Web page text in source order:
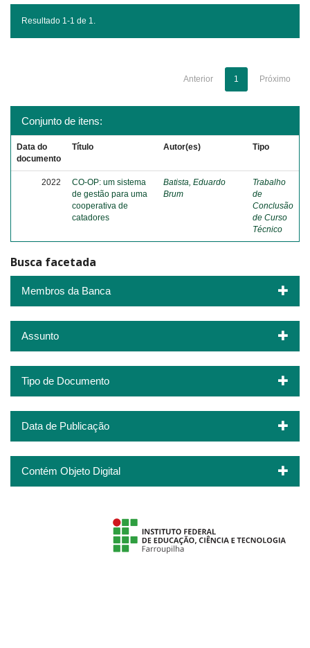
Resultado 1-1 de 1.
Anterior 1 Próximo
Conjunto de itens:
Data do
documento
Título Autor(es) Tipo
2022
CO-OP: um sistema
de gestão para uma
cooperativa de
catadores
Batista, Eduardo
Brum
Trabalho
de
Conclusão
de Curso
Técnico
Busca facetada
Membros da Banca
Assunto
Tipo de Documento
Data de Publicação
Contém Objeto Digital